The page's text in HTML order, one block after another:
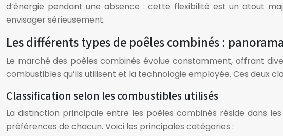
d’énergie pendant une absence : cette flexibilité est un atout
envisager sérieusement.
Les différents types de poêles combinés :
Le marché des poêles combinés évolue constamment, offrant
combustibles qu’ils utilisent et la technologie employée. Ces deux
Classification selon les combustibles utilisés
La distinction principale entre les poêles combinés réside dans
préférences de chacun. Voici les principales catégories :